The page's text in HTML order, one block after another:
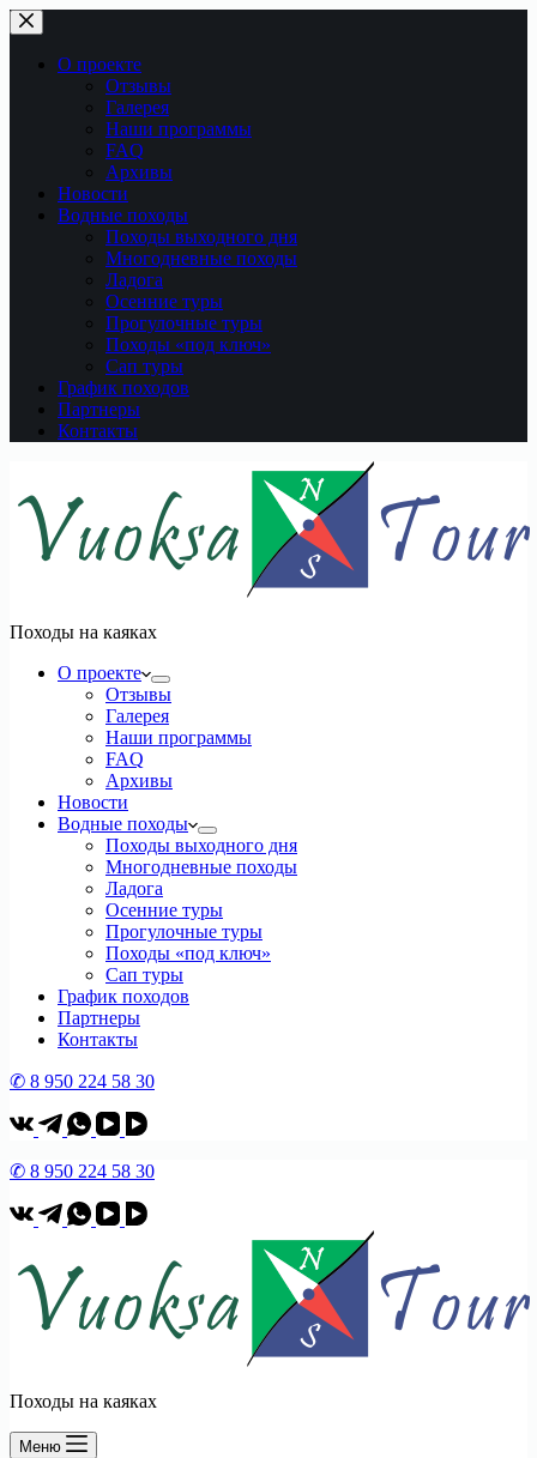
Перейти
к
сути
О проекте
Отзывы
Галерея
Наши программы
FAQ
Архивы
Новости
Водные походы
Походы выходного дня
Многодневные походы
Ладога
Осенние туры
Прогулочные туры
Походы «под ключ»
Сап туры
График походов
Партнеры
Контакты
Походы на каяках
О проекте
Отзывы
Галерея
Наши программы
FAQ
Архивы
Новости
Водные походы
Походы выходного дня
Многодневные походы
Ладога
Осенние туры
Прогулочные туры
Походы «под ключ»
Сап туры
График походов
Партнеры
Контакты
✆ 8 950 224 58 30
✆ 8 950 224 58 30
Походы на каяках
Меню